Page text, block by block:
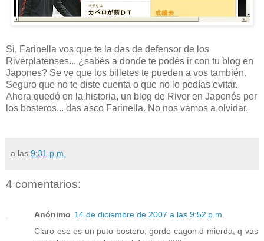
Si, Farinella vos que te la das de defensor de los
Riverplatenses... ¿sabés a donde te podés ir con tu blog en
Japones? Se ve que los billetes te pueden a vos también.
Seguro que no te diste cuenta o que no lo podías evitar.
Ahora quedó en la historia, un blog de River en Japonés por
los bosteros... das asco Farinella. No nos vamos a olvidar.
a las 9:31 p.m.
4 comentarios:
Anónimo 14 de diciembre de 2007 a las 9:52 p.m.
Claro ese es un puto bostero, gordo cagon d mierda, q vas